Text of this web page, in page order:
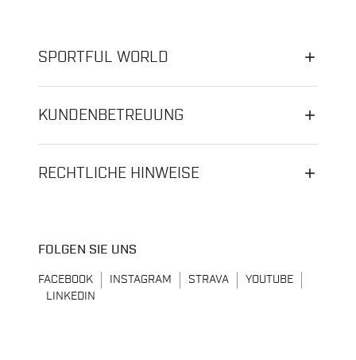
SPORTFUL WORLD
KUNDENBETREUUNG
RECHTLICHE HINWEISE
FOLGEN SIE UNS
FACEBOOK INSTAGRAM STRAVA
YOUTUBE
LINKEDIN